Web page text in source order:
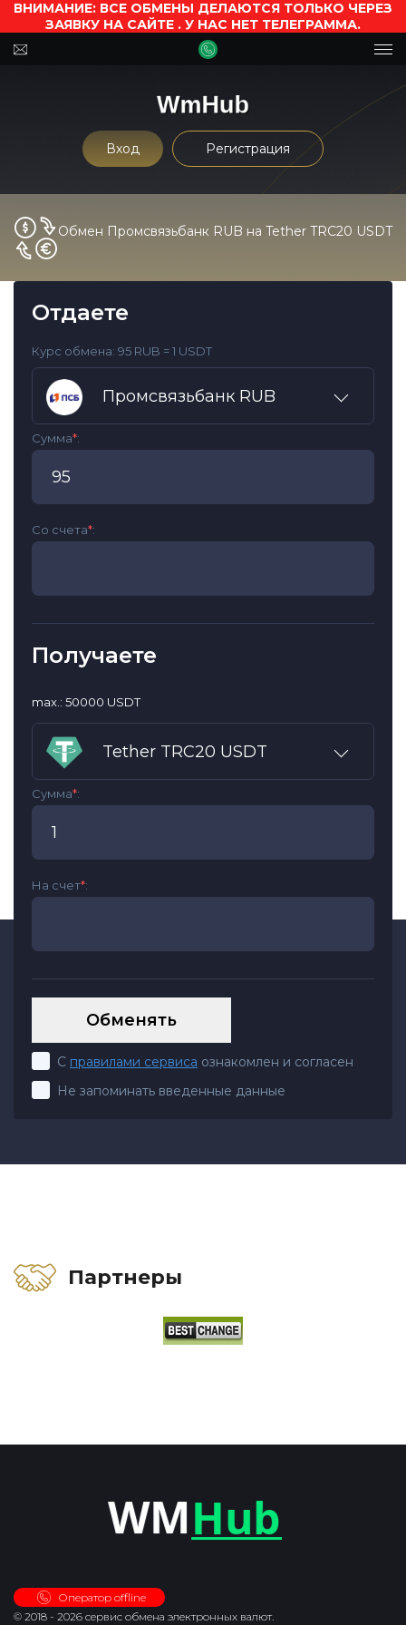
ВНИМАНИЕ: ВСЕ ОБМЕНЫ ДЕЛАЮТСЯ ТОЛЬКО ЧЕРЕЗ
ЗАЯВКУ НА САЙТЕ . У НАС НЕТ ТЕЛЕГРАММА.
Вход Регистрация
Обмен Промсвязьбанк RUB на Tether TRC20 USDT
Отдаете
Курс обмена: 95 RUB = 1 USDT
Промсвязьбанк RUB
Сумма*:
Со счета*:
Получаете
max.: 50000 USDT
Tether TRC20 USDT
Сумма*:
На счет*:
С правилами сервиса ознакомлен и согласен
Не запоминать введенные данные
Партнеры
© 2018 - 2026 сервис обмена электронных валют.
Оператор offline